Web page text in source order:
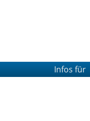
Infos für